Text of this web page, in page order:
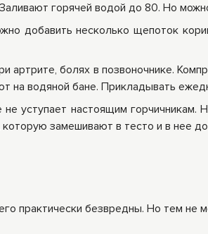
горячей водой до 80. Но
добавить несколько щепоток
артрите, болях в позвоночнике.
на водяной бане. Прикладывать
не уступает настоящим
замешивают в тесто и в нее
практически безвредны. Но тем